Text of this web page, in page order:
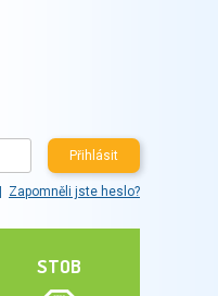
Přihlásit
Zapomněli jste heslo?
STOB